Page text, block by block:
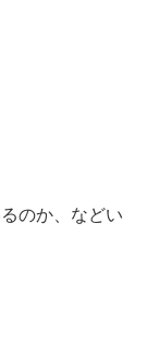
のか、などい